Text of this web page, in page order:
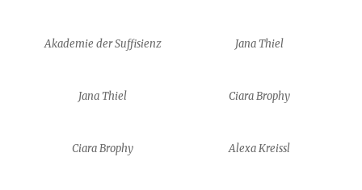
Akademie der Suffisienz Jana Thiel
Jana Thiel Ciara Brophy
Ciara Brophy Alexa Kreissl